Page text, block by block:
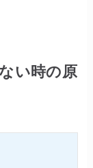
い時の原